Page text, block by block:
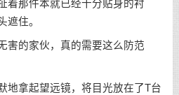
着那件本就已经十分贴身的衬
遮住。
的家伙，真的需要这么防范
拿起望远镜，将目光放在了T台